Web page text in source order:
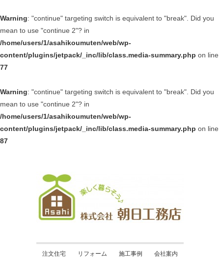
Warning: "continue" targeting switch is equivalent to "break". Did you
mean to use "continue 2"? in
/home/users/1/asahikoumuten/web/wp-
content/plugins/jetpack/_inc/lib/class.media-summary.php on line
77
Warning: "continue" targeting switch is equivalent to "break". Did you
mean to use "continue 2"? in
/home/users/1/asahikoumuten/web/wp-
content/plugins/jetpack/_inc/lib/class.media-summary.php on line
87
注文住宅 リフォーム 施工事例 会社案内